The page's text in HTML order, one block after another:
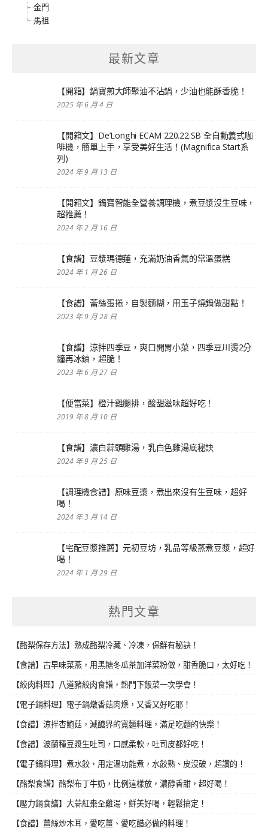
金門
馬祖
最新文章
【開箱】鍋寶煎大師聚油不沾鍋，少油也能酥香脆！
2025 年 6 月 4 日
【開箱文】De’Longhi ECAM 220.22.SB 全自動義式咖
啡機，簡單上手，享受美好生活！(Magnifica Start系
列)
2024 年 9 月 13 日
【開箱文】鍋寶智能全營養調理機，煮豆漿沒生豆味，
超推薦！
2024 年 2 月 16 日
【食譜】豆漿瑪德蓮，充滿奶油香氣的常溫蛋糕
2024 年 1 月 26 日
【食譜】蕾絲蛋捲，自製麵糊，用玉子燒鍋做甜點！
2023 年 9 月 28 日
【食譜】涼拌四季豆，爽口開胃小菜，四季豆川燙2分
鐘再冰鎮，超脆！
2023 年 6 月 27 日
【便當菜】橙汁雞腿排，酸甜滋味超好吃！
2019 年 8 月 10 日
【食譜】濃白蒜頭雞湯，乳白色雞湯底秘訣
2024 年 9 月 25 日
【調理機食譜】原味豆漿，煮出來沒有生豆味，超好
喝！
2024 年 3 月 14 日
【宅配豆漿推薦】元初豆坊，乳品等級蒸煮豆漿，超好
喝！
2024 年 1 月 29 日
熱門文章
【酪梨保存方法】熟成酪梨冷藏、冷凍，保鮮有秘訣！
【食譜】古早味菜燕，用黑糖冬瓜茶加洋菜粉做，甜香脆口，太好吃！
【絞肉料理】八道豬絞肉食譜，熱門下飯菜一次學會！
【電子鍋料理】電子鍋燉香菇肉燥，又香又好吃耶！
【食譜】涼拌杏鮑菇，減醣界的寬麵料理，滿足吃麵的快樂！
【食譜】波蘭種豆漿生吐司，口感柔軟，吐司皮都好吃！
【電子鍋料理】煮水餃，用定溫功能煮，水餃熟、皮沒破，超讚的！
【酪梨食譜】酪梨布丁牛奶，比例這樣放，濃醇香甜，超好喝！
【壓力鍋食譜】大蒜紅棗全雞湯，鮮美好喝，輕鬆搞定！
【食譜】薑絲炒木耳，愛吃薑、愛吃醋必做的料理！